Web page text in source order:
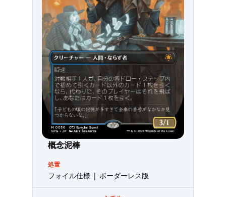
概念泥棒
処置
フォイル仕様 | ボーダーレス版